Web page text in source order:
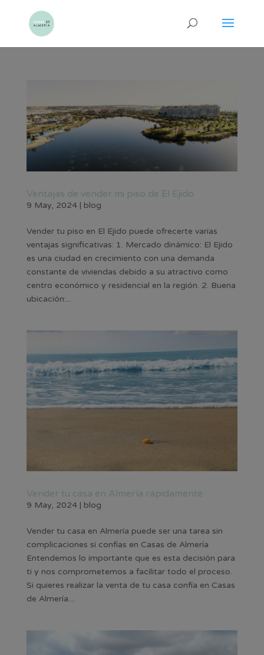
Ventajas de vender mi piso de El Ejido
9 May, 2024| blog
Vender tu piso en El Ejido puede ofrecerte varias
ventajas significativas: 1. Mercado dinámico: El Ejido
es una ciudad en crecimiento con una demanda
constante de viviendas debido a su atractivo como
centro económico y residencial en la región. 2. Buena
ubicación:...
Vender tu casa en Almería rápidamente
9 May, 2024| blog
Vender tu casa en Almería puede ser una tarea sin
complicaciones si confías en Casas de Almería
Entendemos lo importante que es esta decisión para
ti y nos comprometemos a facilitar todo el proceso.
Si quieres realizar la venta de tu casa confía en Casas
de Almería....